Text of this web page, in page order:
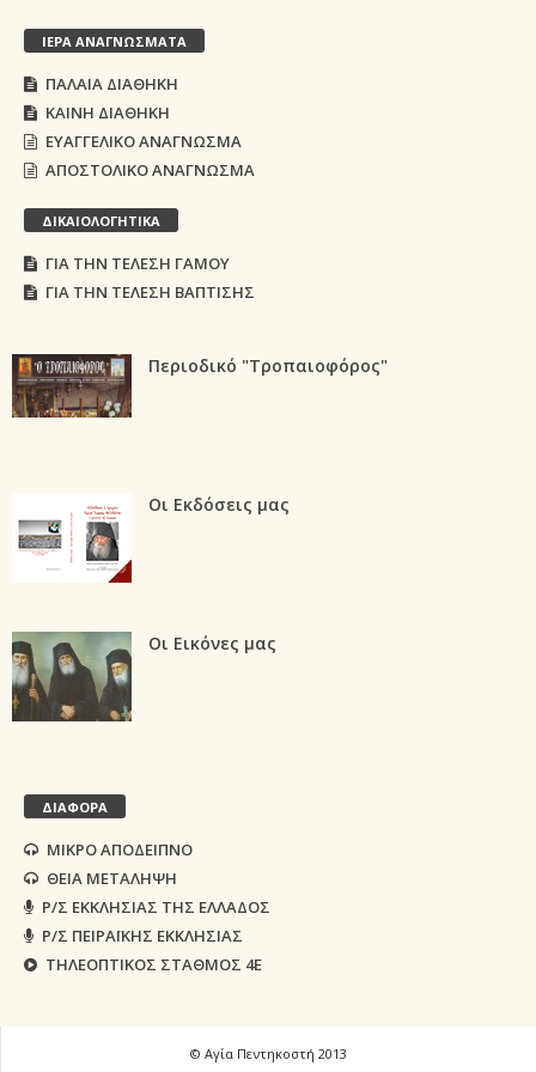
ΙΕΡΑ ΑΝΑΓΝΩΣΜΑΤΑ
ΠΑΛΑΙΑ ΔΙΑΘΗΚΗ
ΚΑΙΝΗ ΔΙΑΘΗΚΗ
ΕΥΑΓΓΕΛΙΚΟ ΑΝΑΓΝΩΣΜΑ
ΑΠΟΣΤΟΛΙΚΟ ΑΝΑΓΝΩΣΜΑ
ΔΙΚΑΙΟΛΟΓΗΤΙΚΑ
ΓΙΑ ΤΗΝ ΤΕΛΕΣΗ ΓΑΜΟΥ
ΓΙΑ ΤΗΝ ΤΕΛΕΣΗ ΒΑΠΤΙΣΗΣ
Περιοδικό "Τροπαιοφόρος"
Οι Εκδόσεις μας
Οι Εικόνες μας
ΔΙΑΦΟΡΑ
ΜΙΚΡΟ ΑΠΟΔΕΙΠΝΟ
ΘΕΙΑ ΜΕΤΑΛΗΨΗ
Ρ/Σ ΕΚΚΛΗΣΙΑΣ ΤΗΣ ΕΛΛΑΔΟΣ
Ρ/Σ ΠΕΙΡΑΪΚΗΣ ΕΚΚΛΗΣΙΑΣ
ΤΗΛΕΟΠΤΙΚΟΣ ΣΤΑΘΜΟΣ 4Ε
© Αγία Πεντηκοστή 2013